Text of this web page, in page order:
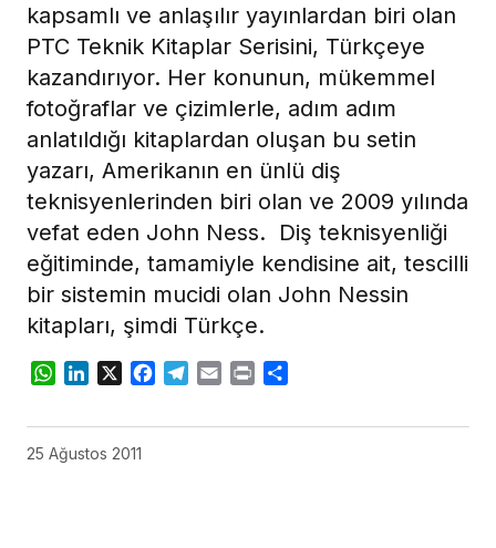
kapsamlı ve anlaşılır yayınlardan biri olan
PTC Teknik Kitaplar Serisini, Türkçeye
kazandırıyor. Her konunun, mükemmel
fotoğraflar ve çizimlerle, adım adım
anlatıldığı kitaplardan oluşan bu setin
yazarı, Amerikanın en ünlü diş
teknisyenlerinden biri olan ve 2009 yılında
vefat eden John Ness. Diş teknisyenliği
eğitiminde, tamamiyle kendisine ait, tescilli
bir sistemin mucidi olan John Nessin
kitapları, şimdi Türkçe.
WhatsApp
LinkedIn
X Facebook
Telegram
Email Print
25 Ağustos 2011